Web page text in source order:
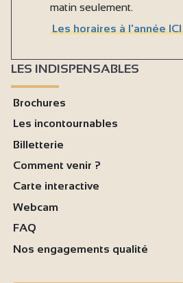
matin seulement.
Les horaires à l'année ICI
LES INDISPENSABLES
Brochures
Les incontournables
Billetterie
Comment venir ?
Carte interactive
Webcam
FAQ
Nos engagements qualité